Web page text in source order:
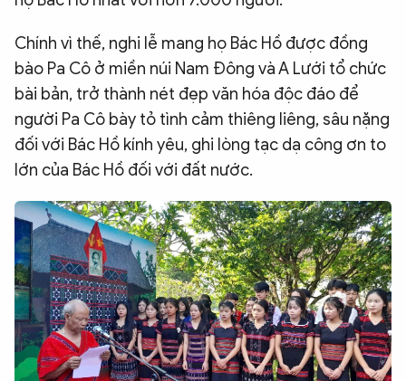
Chính vì thế, nghi lễ mang họ Bác Hồ được đồng
bào Pa Cô ở miền núi Nam Đông và A Lưới tổ chức
bài bản, trở thành nét đẹp văn hóa độc đáo để
người Pa Cô bày tỏ tình cảm thiêng liêng, sâu nặng
đối với Bác Hồ kính yêu, ghi lòng tạc dạ công ơn to
lớn của Bác Hồ đối với đất nước.